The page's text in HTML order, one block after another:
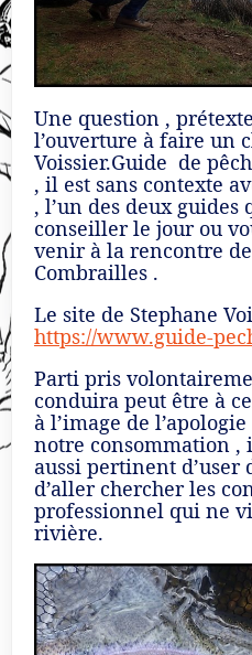
Une question ,
l’ouverture à faire un
Voissier.Guide de
, il est sans contexte
, l’un des deux guides
conseiller le jour ou
venir à la rencontre
Combrailles .
Le site de Stephane
https://www.guide-
Parti pris
conduira peut être à
à l’image de
notre consommation ,
aussi pertinent d’user
d’aller chercher les
professionnel qui ne
rivière.